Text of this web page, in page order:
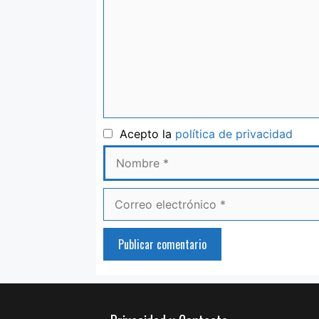
Acepto la política de privacidad
electrónico